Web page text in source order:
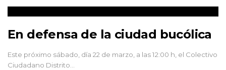
En defensa de la ciudad bucólica
Este próximo sábado, día 22 de marzo, a las 12:00 h, el Colectivo
Ciudadano Distrito…